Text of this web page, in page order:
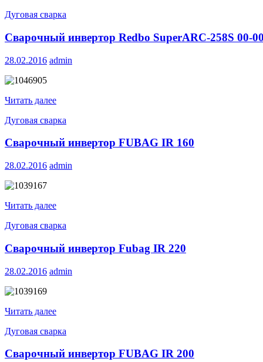
Дуговая сварка
Сварочный инвертор Redbo SuperARC-258S 00-
28.02.2016 admin
Читать далее
Дуговая сварка
Сварочный инвертор FUBAG IR 160
28.02.2016 admin
Читать далее
Дуговая сварка
Сварочный инвертор Fubag IR 220
28.02.2016 admin
Читать далее
Дуговая сварка
Сварочный инвертор FUBAG IR 200